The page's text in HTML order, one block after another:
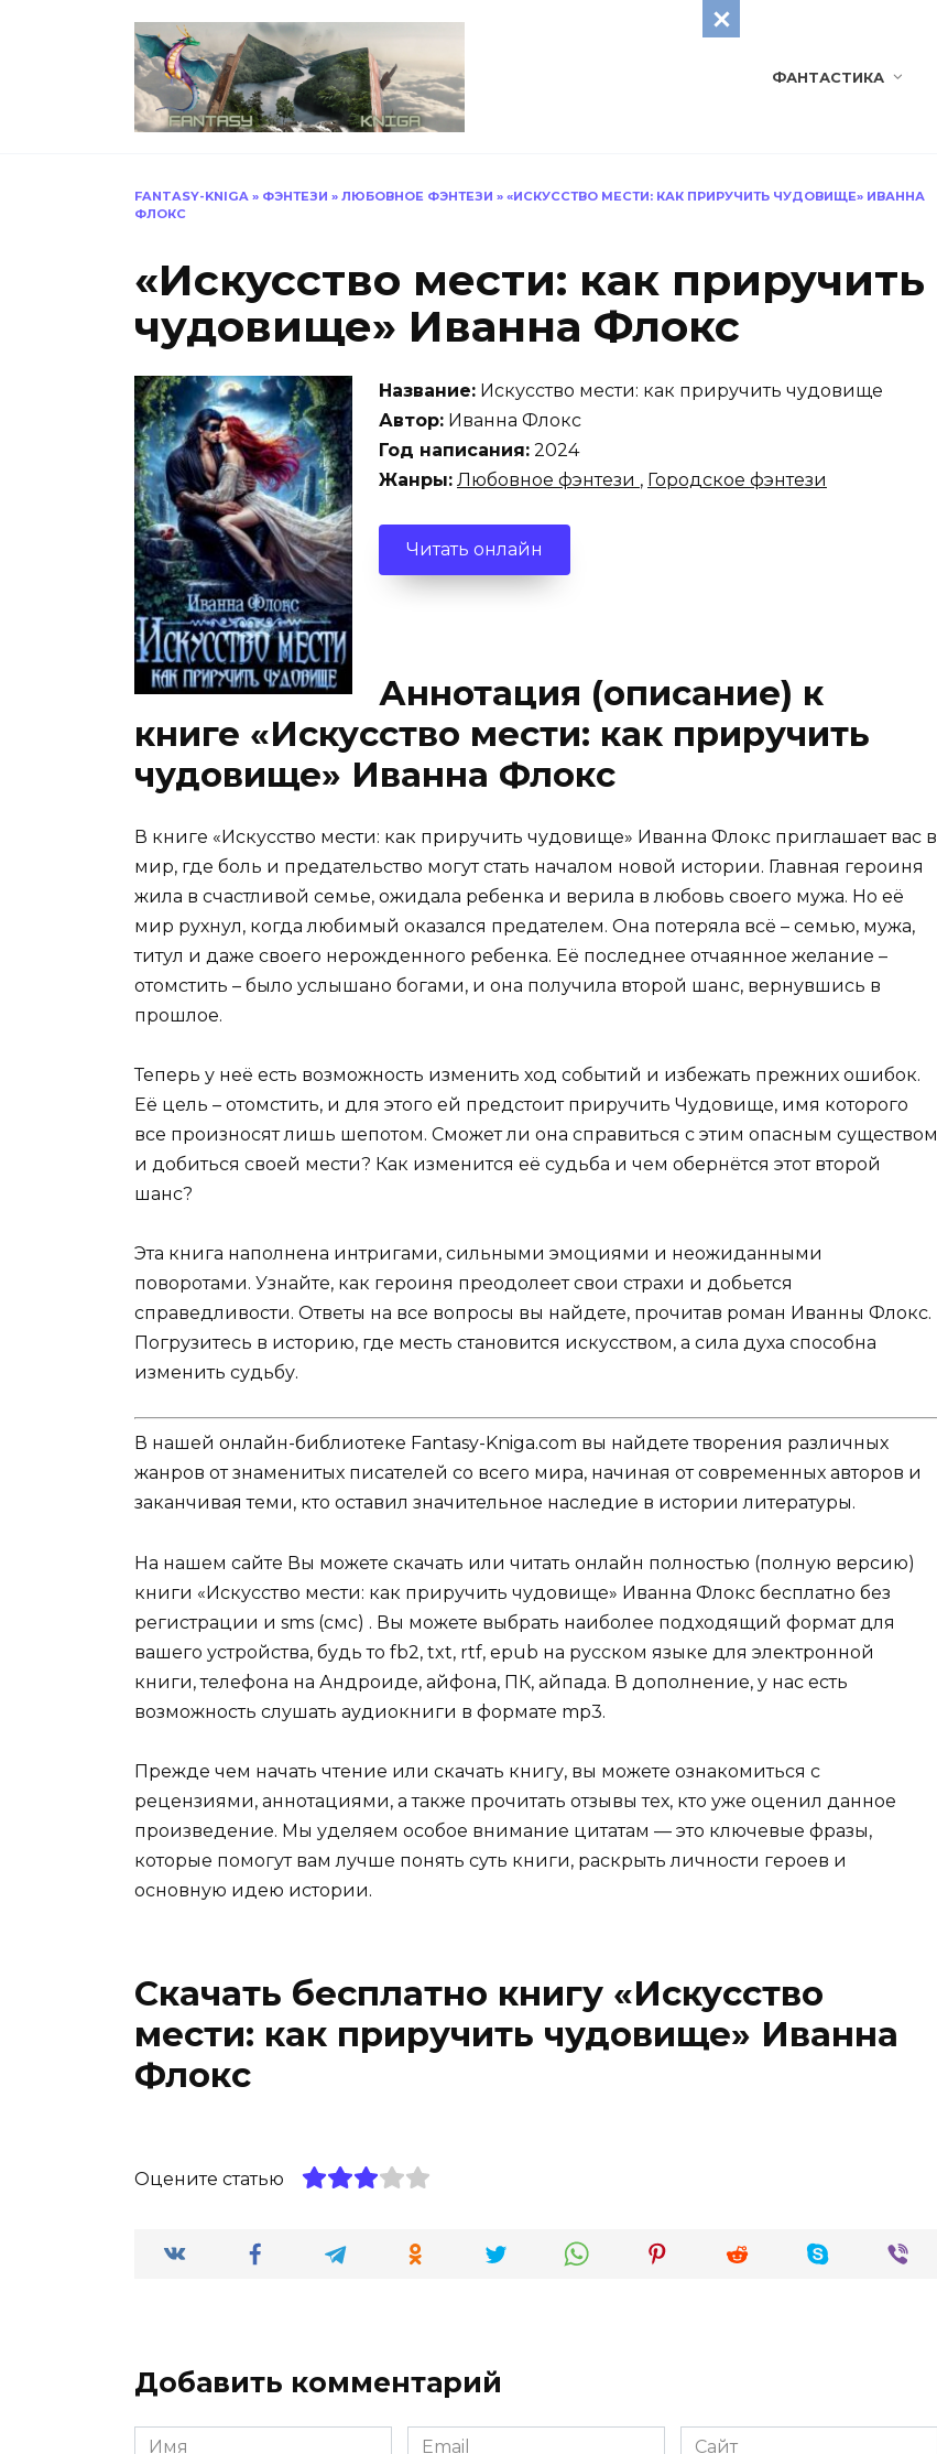
ФАНТАСТИКА
FANTASY-KNIGA » ФЭНТЕЗИ » ЛЮБОВНОЕ ФЭНТЕЗИ » «ИСКУССТВО МЕСТИ: КАК ПРИРУЧИТЬ ЧУДОВИЩЕ» ИВАННА
ФЛОКС
«Искусство мести: как приручить
чудовище» Иванна Флокс
Название: Искусство мести: как приручить чудовище
Автор: Иванна Флокс
Год написания: 2024
Жанры: Любовное фэнтези , Городское фэнтези
Читать онлайн
Аннотация (описание) к
книге «Искусство мести: как приручить
чудовище» Иванна Флокс
В книге «Искусство мести: как приручить чудовище» Иванна Флокс приглашает вас в
мир, где боль и предательство могут стать началом новой истории. Главная героиня
жила в счастливой семье, ожидала ребенка и верила в любовь своего мужа. Но её
мир рухнул, когда любимый оказался предателем. Она потеряла всё – семью, мужа,
титул и даже своего нерожденного ребенка. Её последнее отчаянное желание –
отомстить – было услышано богами, и она получила второй шанс, вернувшись в
прошлое.
Теперь у неё есть возможность изменить ход событий и избежать прежних ошибок.
Её цель – отомстить, и для этого ей предстоит приручить Чудовище, имя которого
все произносят лишь шепотом. Сможет ли она справиться с этим опасным существом
и добиться своей мести? Как изменится её судьба и чем обернётся этот второй
шанс?
Эта книга наполнена интригами, сильными эмоциями и неожиданными
поворотами. Узнайте, как героиня преодолеет свои страхи и добьется
справедливости. Ответы на все вопросы вы найдете, прочитав роман Иванны Флокс.
Погрузитесь в историю, где месть становится искусством, а сила духа способна
изменить судьбу.
В нашей онлайн-библиотеке Fantasy-Kniga.com вы найдете творения различных
жанров от знаменитых писателей со всего мира, начиная от современных авторов и
заканчивая теми, кто оставил значительное наследие в истории литературы.
На нашем сайте Вы можете скачать или читать онлайн полностью (полную версию)
книги «Искусство мести: как приручить чудовище» Иванна Флокс бесплатно без
регистрации и sms (смс) . Вы можете выбрать наиболее подходящий формат для
вашего устройства, будь то fb2, txt, rtf, epub на русском языке для электронной
книги, телефона на Андроиде, айфона, ПК, айпада. В дополнение, у нас есть
возможность слушать аудиокниги в формате mp3.
Прежде чем начать чтение или скачать книгу, вы можете ознакомиться с
рецензиями, аннотациями, а также прочитать отзывы тех, кто уже оценил данное
произведение. Мы уделяем особое внимание цитатам — это ключевые фразы,
которые помогут вам лучше понять суть книги, раскрыть личности героев и
основную идею истории.
Скачать бесплатно книгу «Искусство
мести: как приручить чудовище» Иванна
Флокс
Оцените статью
Добавить комментарий
Имя
Email
Сайт